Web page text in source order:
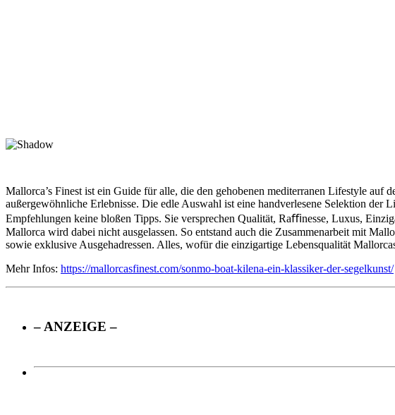
Mallorca’s Finest ist ein Guide für alle, die den gehobenen mediterranen Lifestyle auf
außergewöhnliche Erlebnisse. Die edle Auswahl ist eine handverlesene Selektion der
Empfehlungen keine bloßen Tipps. Sie versprechen Qualität, Raﬃnesse, Luxus,
Mallorca wird dabei nicht ausgelassen. So entstand auch die Zusammenarbeit mit
sowie exklusive Ausgehadressen. Alles, wofür die einzigartige Lebensqualität
Mehr Infos: https://mallorcasfinest.com/sonmo-boat-kilena-ein-klassiker-der-segelkunst/
– ANZEIGE –